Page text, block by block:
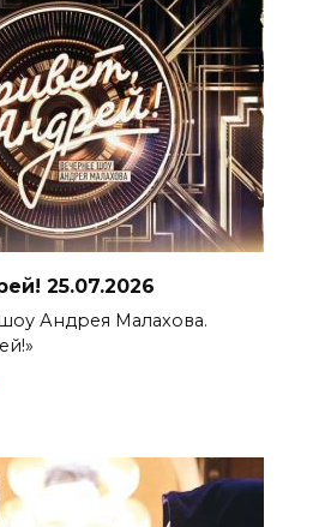
25.07.2026
Андрея Малахова.